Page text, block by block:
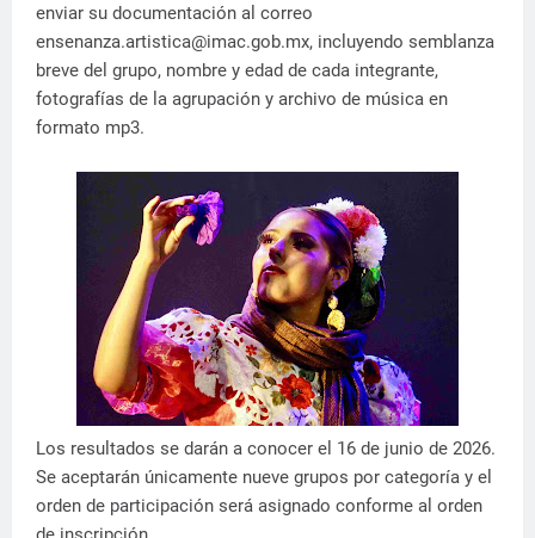
enviar su documentación al correo
ensenanza.artistica@imac.gob.mx, incluyendo semblanza
breve del grupo, nombre y edad de cada integrante,
fotografías de la agrupación y archivo de música en
formato mp3.
Los resultados se darán a conocer el 16 de junio de 2026.
Se aceptarán únicamente nueve grupos por categoría y el
orden de participación será asignado conforme al orden